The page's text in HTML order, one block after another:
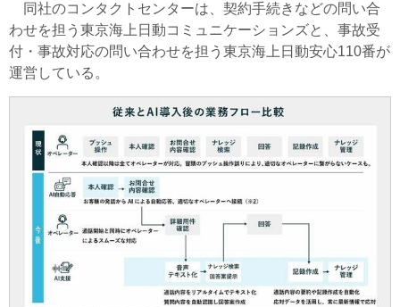
同社のコンタクトセンターは、契約手続きなどの問い合
わせを担う東京海上日動コミュニケーションズと、事故受
付・事故対応の問い合わせを担う東京海上日動安心110番が
運営している。